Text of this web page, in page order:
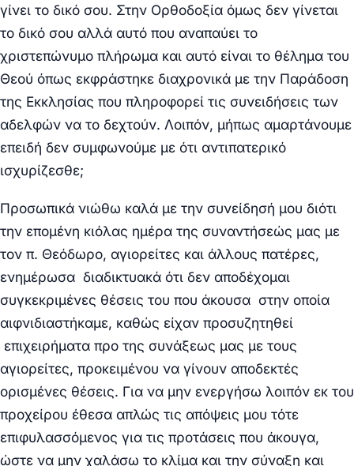
γίνει το δικό σου. Στην Ορθοδοξία όμως δεν γίνεται
το δικό σου αλλά αυτό που αναπαύει το
χριστεπώνυμο πλήρωμα και αυτό είναι το θέλημα του
Θεού όπως εκφράστηκε διαχρονικά με την Παράδοση
της Εκκλησίας που πληροφορεί τις συνειδήσεις των
αδελφών να το δεχτούν. Λοιπόν, μήπως αμαρτάνουμε
επειδή δεν συμφωνούμε με ότι αντιπατερικό
ισχυρίζεσθε;
Προσωπικά νιώθω καλά με την συνείδησή μου διότι
την επομένη κιόλας ημέρα της συναντήσεώς μας με
τον π. Θεόδωρο, αγιορείτες και άλλους πατέρες,
ενημέρωσα διαδικτυακά ότι δεν αποδέχομαι
συγκεκριμένες θέσεις του που άκουσα στην οποία
αιφνιδιαστήκαμε, καθώς είχαν προσυζητηθεί
επιχειρήματα προ της συνάξεως μας με τους
αγιορείτες, προκειμένου να γίνουν αποδεκτές
ορισμένες θέσεις. Για να μην ενεργήσω λοιπόν εκ του
προχείρου έθεσα απλώς τις απόψεις μου τότε
επιφυλασσόμενος για τις προτάσεις που άκουγα,
ώστε να μην χαλάσω το κλίμα και την σύναξη και